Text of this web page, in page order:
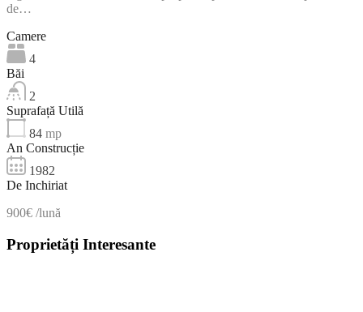
de…
Camere
4
Băi
2
Suprafață Utilă
84 mp
An Construcție
1982
De Inchiriat
900€ /lună
Proprietăți Interesante